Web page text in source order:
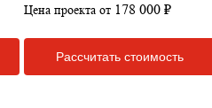
Цена проекта от 178 000 ₽
Рассчитать стоимость